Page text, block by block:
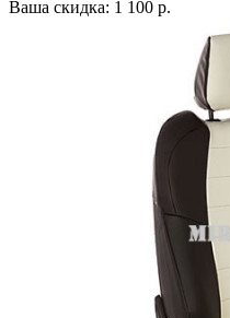
Ваша скидка: 1 100 р.